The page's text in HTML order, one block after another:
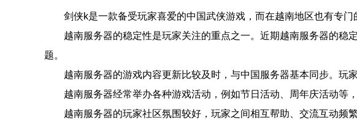
剑侠k是一款备受玩家喜爱的中国武侠游戏，而在越南地区也有专
越南服务器的稳定性是玩家关注的重点之一。近期越南服务器的稳
题。
越南服务器的游戏内容更新比较及时，与中国服务器基本同步。玩
越南服务器经常举办各种游戏活动，例如节日活动、周年庆活动等
越南服务器的玩家社区氛围较好，玩家之间相互帮助、交流互动频